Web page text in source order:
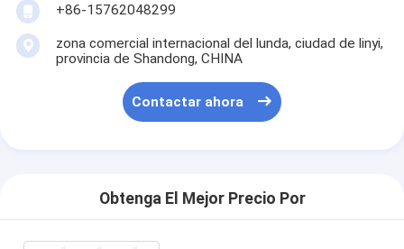
+86-15762048299
zona comercial internacional del lunda, ciudad de linyi,
provincia de Shandong, CHINA
Contactar ahora
Obtenga El Mejor Precio Por